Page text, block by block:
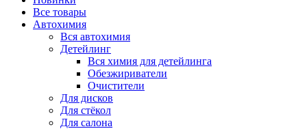
Все товары
Автохимия
Вся автохимия
Детейлинг
Вся химия для детейлинга
Обезжириватели
Очистители
Для дисков
Для стёкол
Для салона